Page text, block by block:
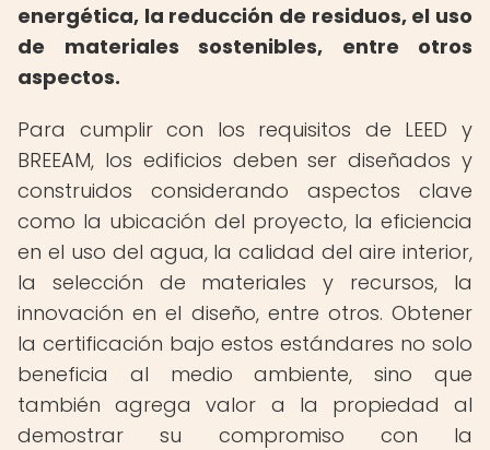
energética, la reducción de residuos, el uso
de materiales sostenibles, entre otros
aspectos.
Para cumplir con los requisitos de LEED y
BREEAM, los edificios deben ser diseñados y
construidos considerando aspectos clave
como la ubicación del proyecto, la eficiencia
en el uso del agua, la calidad del aire interior,
la selección de materiales y recursos, la
innovación en el diseño, entre otros. Obtener
la certificación bajo estos estándares no solo
beneficia al medio ambiente, sino que
también agrega valor a la propiedad al
demostrar su compromiso con la